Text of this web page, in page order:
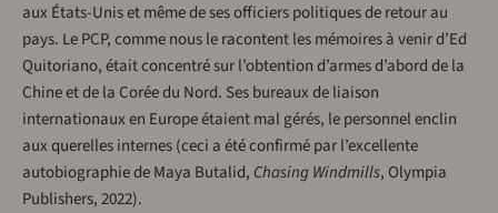
aux États-Unis et même de ses officiers politiques de retour au
pays. Le PCP, comme nous le racontent les mémoires à venir d’Ed
Quitoriano, était concentré sur l’obtention d’armes d’abord de la
Chine et de la Corée du Nord. Ses bureaux de liaison
internationaux en Europe étaient mal gérés, le personnel enclin
aux querelles internes (ceci a été confirmé par l’excellente
autobiographie de Maya Butalid, Chasing Windmills, Olympia
Publishers, 2022).